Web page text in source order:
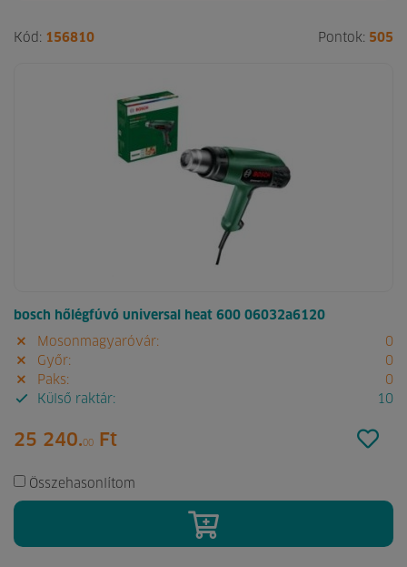
Kód: 156810 Pontok: 505
bosch hőlégfúvó universal heat 600 06032a6120
Mosonmagyaróvár:
0
Győr:
0
Paks:
0
Külső raktár:
10
25 240.00 Ft
Összehasonlítom